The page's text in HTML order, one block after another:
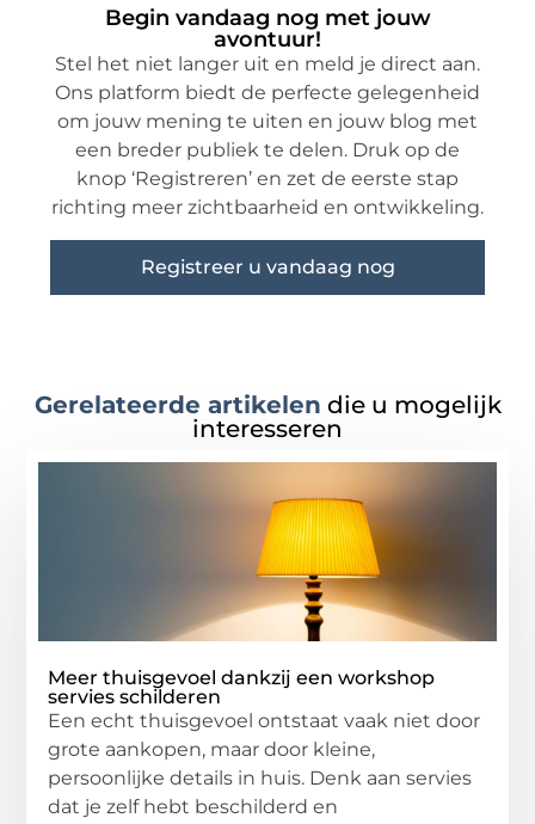
Begin vandaag nog met jouw
avontuur!
Stel het niet langer uit en meld je direct aan.
Ons platform biedt de perfecte gelegenheid
om jouw mening te uiten en jouw blog met
een breder publiek te delen. Druk op de
knop ‘Registreren’ en zet de eerste stap
richting meer zichtbaarheid en ontwikkeling.
Registreer u vandaag nog
Gerelateerde artikelen die u mogelijk
interesseren
Meer thuisgevoel dankzij een workshop
servies schilderen
Een echt thuisgevoel ontstaat vaak niet door
grote aankopen, maar door kleine,
persoonlijke details in huis. Denk aan servies
dat je zelf hebt beschilderd en